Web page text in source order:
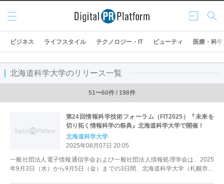
ログ
イン
検索
メニ
ュー
ビジネス ライフスタイル テクノロジー・IT ビューティ 医療・科学
北海道科学大学のリリース一覧
51〜60件 / 198件
第24回情報科学技術フォーラム（FIT2025）『未来を
切り拓く情報科学の祭典』北海道科学大学で開催！
北海道科学大学
2025年08月07日 20:05
一般社団法人電子情報通信学会および一般社団法人情報処理学会は、2025
年9月3日（水）から9月5日（金）までの3日間、北海道科学大学（札幌市手